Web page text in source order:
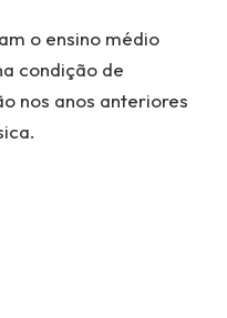
o ensino médio
condição de
nos anos anteriores